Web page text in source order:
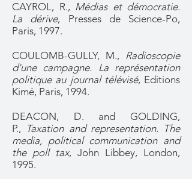
CAYROL, R., Médias et démocratie.
La dérive, Presses de Science-Po,
Paris, 1997.
COULOMB-GULLY, M., Radioscopie
d'une campagne. La représentation
politique au journal télévisé, Editions
Kimé, Paris, 1994.
DEACON, D. and GOLDING,
P., Taxation and representation. The
media, political communication and
the poll tax, John Libbey, London,
1995.